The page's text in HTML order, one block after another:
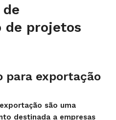
projetos
para exportação
são uma
destinada a empresas